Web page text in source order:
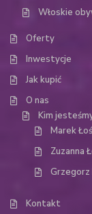
Włoskie
Oferty
Inwestycje
Jak kupić
O nas
Kim
Marek Łoś
Zuzanna
Grzegorz
Kontakt